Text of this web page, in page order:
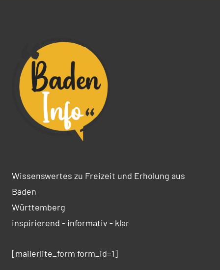
Wissenswertes zu Freizeit und Erholung aus
Baden
Württemberg
inspirierend - informativ - klar
[mailerlite_form form_id=1]